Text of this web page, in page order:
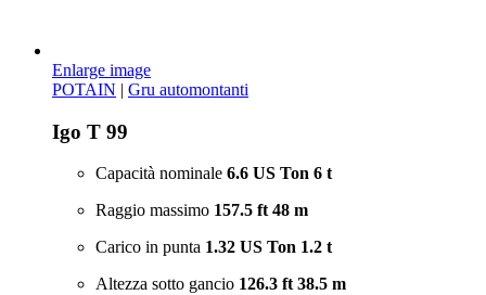
Enlarge image
POTAIN | Gru automontanti
Igo T 99
Capacità nominale 6.6 US Ton 6 t
Raggio massimo 157.5 ft 48 m
Carico in punta 1.32 US Ton 1.2 t
Altezza sotto gancio 126.3 ft 38.5 m